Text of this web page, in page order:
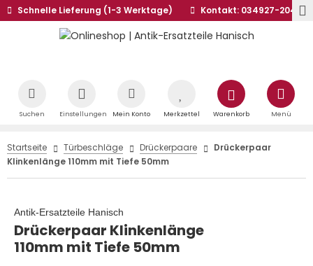
Schnelle Lieferung (1-3 Werktage) Kontakt: 034927-20441
Suchen Einstellungen Mein Konto Merkzettel Warenkorb Menü
Startseite Türbeschläge Drückerpaare
Drückerpaar
Klinkenlänge 110mm mit Tiefe 50mm
Antik-Ersatzteile Hanisch
Drückerpaar Klinkenlänge
110mm mit Tiefe 50mm